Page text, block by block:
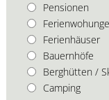
Pensionen
Ferienhäuser
Bauernhöfe
Berghütten /
Camping